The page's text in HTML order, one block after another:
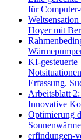
für
Hoyer mit
KI-gesteuerte
Erfassung.
Arbeitsblatt
Innovative
Optimierung
erfindungen-